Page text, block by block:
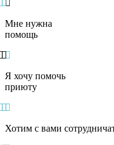
Мне нужна
помощь
Я хочу помочь
приюту
Хотим с вами